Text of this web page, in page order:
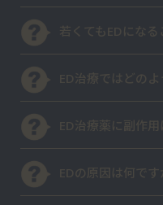
若くてもEDにな
ED治療ではどの
ED治療薬に副作
EDの原因は何です